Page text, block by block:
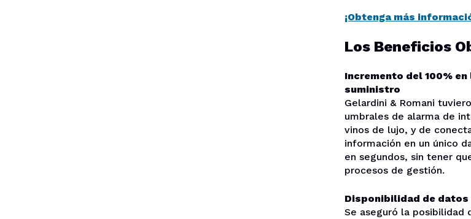
¡Obtenga más
Los Beneficios
Incremento del 100%
suministro
Gelardini & Romani
umbrales de alarma de
vinos de lujo, y de
información en un único
en segundos, sin tener
procesos de gestión.
Disponibilidad de
Se aseguró la